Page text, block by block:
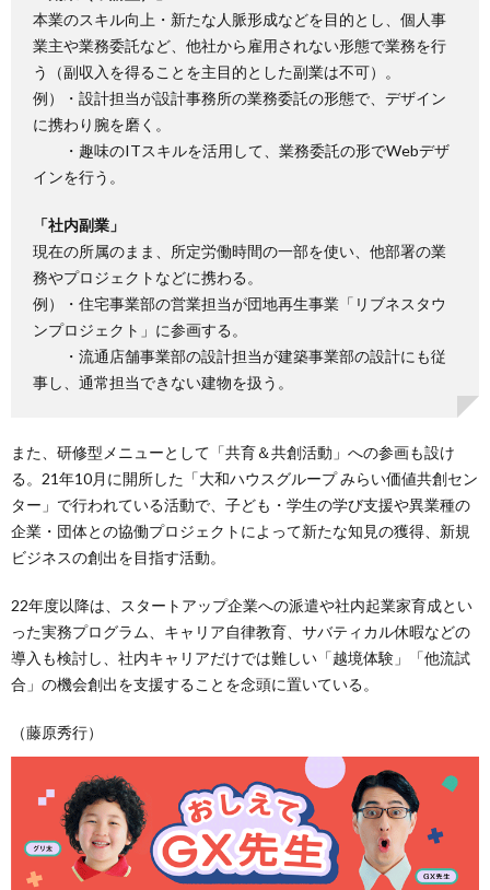
本業のスキル向上・新たな人脈形成などを目的とし、個人事
業主や業務委託など、他社から雇用されない形態で業務を行
う（副収入を得ることを主目的とした副業は不可）。
例）・設計担当が設計事務所の業務委託の形態で、デザイン
に携わり腕を磨く。
・趣味のITスキルを活用して、業務委託の形でWebデザ
インを行う。
「社内副業」
現在の所属のまま、所定労働時間の一部を使い、他部署の業
務やプロジェクトなどに携わる。
例）・住宅事業部の営業担当が団地再生事業「リブネスタウ
ンプロジェクト」に参画する。
・流通店舗事業部の設計担当が建築事業部の設計にも従
事し、通常担当できない建物を扱う。
また、研修型メニューとして「共育＆共創活動」への参画も設け
る。21年10月に開所した「大和ハウスグループ みらい価値共創セン
ター」で行われている活動で、子ども・学生の学び支援や異業種の
企業・団体との協働プロジェクトによって新たな知見の獲得、新規
ビジネスの創出を目指す活動。
22年度以降は、スタートアップ企業への派遣や社内起業家育成とい
った実務プログラム、キャリア自律教育、サバティカル休暇などの
導入も検討し、社内キャリアだけでは難しい「越境体験」「他流試
合」の機会創出を支援することを念頭に置いている。
（藤原秀行）